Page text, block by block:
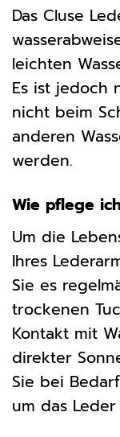
Das Cluse
leichten
Es ist jedoch
nicht beim
anderen
werden.
Wie pflege
Um die
Ihres
Sie es
trockenen
Kontakt mit
direkter
Sie bei
um das